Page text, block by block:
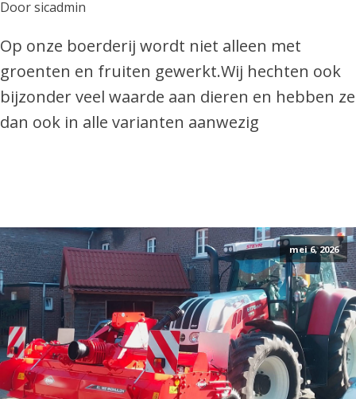
Door sicadmin
Op onze boerderij wordt niet alleen met
groenten en fruiten gewerkt.Wij hechten ook
bijzonder veel waarde aan dieren en hebben ze
dan ook in alle varianten aanwezig
mei 6, 2026